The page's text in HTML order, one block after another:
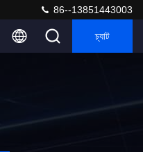
86--13851443003
চ্যাট